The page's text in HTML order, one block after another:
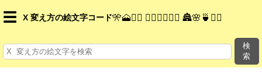
☰ X 変え方の絵文字コード 🎌🗻🚶‍♀️ 🏋️‍♂️🤸‍♀️🏊‍♂️ 🏯🌸🍵🧘‍♂️
検
索